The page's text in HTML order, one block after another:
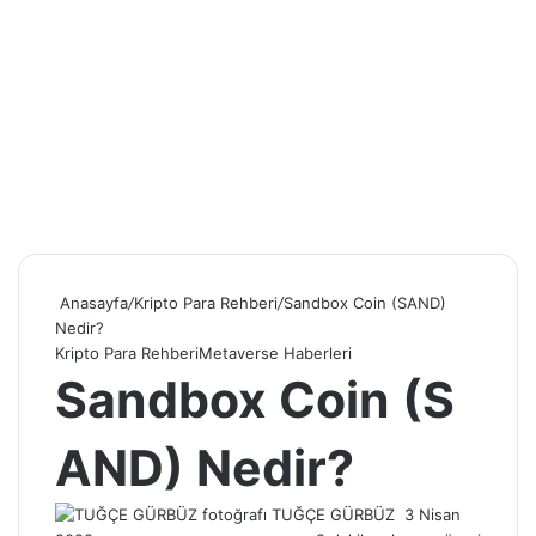
Anasayfa/Kripto Para Rehberi/Sandbox Coin (SAND)
Nedir?
Kripto Para RehberiMetaverse Haberleri
Sandbox Coin (S
AND) Nedir?
TUĞÇE GÜRBÜZ Bir
3 Nisan